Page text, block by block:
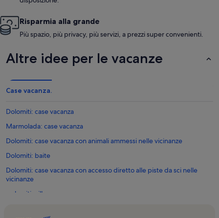
Risparmia alla grande
Più spazio, più privacy, più servizi, a prezzi super convenienti.
Altre idee per le vacanze
Case vacanza.
Dolomiti: case vacanza
Marmolada: case vacanza
Dolomiti: case vacanza con animali ammessi nelle vicinanze
Dolomiti: baite
Dolomiti: case vacanza con accesso diretto alle piste da sci nelle
vicinanze
Dolomiti: ville